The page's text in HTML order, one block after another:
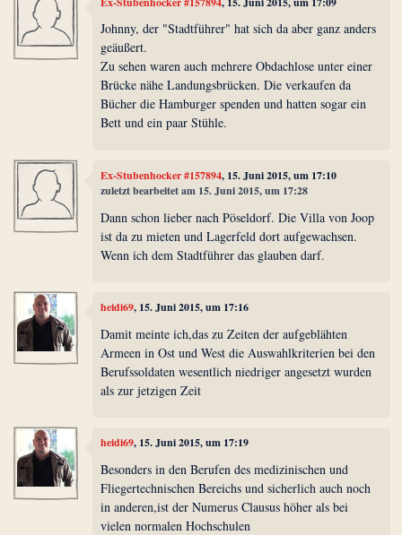
Johnny, der "Stadtführer" hat sich da aber ganz anders
geäußert.
Zu sehen waren auch mehrere Obdachlose unter einer
Brücke nähe Landungsbrücken. Die verkaufen da
Bücher die Hamburger spenden und hatten sogar ein
Bett und ein paar Stühle.
Ex-Stubenhocker #157894, 15. Juni 2015, um 17:10
zuletzt bearbeitet am 15. Juni 2015, um 17:28
Dann schon lieber nach Pöseldorf. Die Villa von Joop
ist da zu mieten und Lagerfeld dort aufgewachsen.
Wenn ich dem Stadtführer das glauben darf.
heidi69, 15. Juni 2015, um 17:16
Damit meinte ich,das zu Zeiten der aufgeblähten
Armeen in Ost und West die Auswahlkriterien bei den
Berufssoldaten wesentlich niedriger angesetzt wurden
als zur jetzigen Zeit
heidi69, 15. Juni 2015, um 17:19
Besonders in den Berufen des medizinischen und
Fliegertechnischen Bereichs und sicherlich auch noch
in anderen,ist der Numerus Clausus höher als bei
vielen normalen Hochschulen